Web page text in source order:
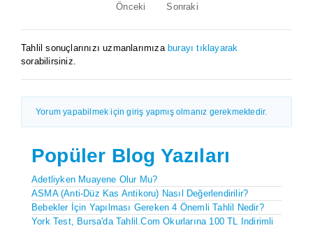
Önceki Sonraki
Tahlil sonuçlarınızı uzmanlarımıza burayı tıklayarak
sorabilirsiniz.
Yorum yapabilmek için giriş yapmış olmanız gerekmektedir.
Popüler Blog Yazıları
Adetliyken Muayene Olur Mu?
ASMA (Anti-Düz Kas Antikoru) Nasıl Değerlendirilir?
Bebekler İçin Yapılması Gereken 4 Önemli Tahlil Nedir?
York Test, Bursa'da Tahlil.com Okurlarına 100 TL Indirimli